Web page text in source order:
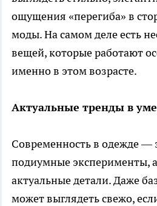
ощущения «перегиба» в
моды. На самом деле есть
вещей, которые работают
именно в этом возрасте.
Актуальные тренды в
Современность в одежде —
подиумные эксперименты,
актуальные детали. Даже
может выглядеть свежо,